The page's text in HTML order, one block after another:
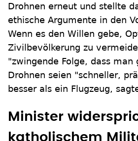
Drohnen erneut und stellte
ethische Argumente in den
Wenn es den Willen gebe,
Zivilbevölkerung zu
"zwingende Folge, dass
Drohnen seien "schneller,
besser als ein Flugzeug,
Minister
katholischem